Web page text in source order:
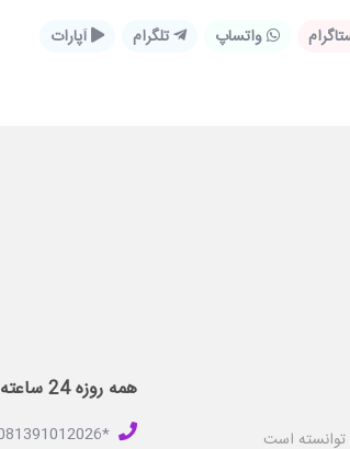
واتساپ تلگرام آپارات
این زمینه توانسته است
همه روزه 24 ساعته همراهتیم